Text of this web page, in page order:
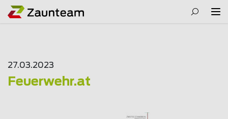
27.03.2023
Feuerwehr.at